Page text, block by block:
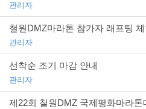
관리자
철원DMZ마라톤 참가자 래프팅
관리자
선착순 조기 마감 안내
관리자
제22회 철원DMZ 국제평화마라톤